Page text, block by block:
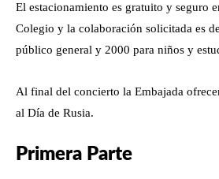
El estacionamiento es gratuito y seguro
Colegio y la colaboración solicitada es
público general y 2000 para niños y
Al final del concierto la Embajada
al Día de Rusia.
Primera Parte